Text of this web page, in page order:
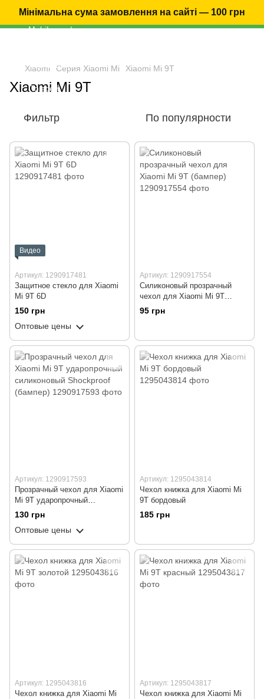
Мінімальна сума замовлення на сайті — 100 грн
Xiaomi Серия Xiaomi Mi Xiaomi Mi 9T
Xiaomi Mi 9T
Фильтр По популярности
Видео
Артикул: 1290917481
Защитное стекло для Xiaomi
Mi 9T 6D
150 грн
Оптовые цены
Артикул: 1290917554
Силиконовый прозрачный
чехол для Xiaomi Mi 9T
(бампер)
95 грн
Артикул: 1290917593
Прозрачный чехол для Xiaomi
Mi 9T ударопрочный
силиконовый Shockproof
(бампер)
130 грн
Оптовые цены
Артикул: 1295043814
Чехол книжка для Xiaomi Mi
9T бордовый
185 грн
Артикул: 1295043816
Чехол книжка для Xiaomi Mi
Артикул: 1295043817
Чехол книжка для Xiaomi Mi